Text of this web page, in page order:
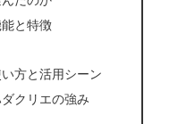
と特徴
方と活用シーン
クリエの強み